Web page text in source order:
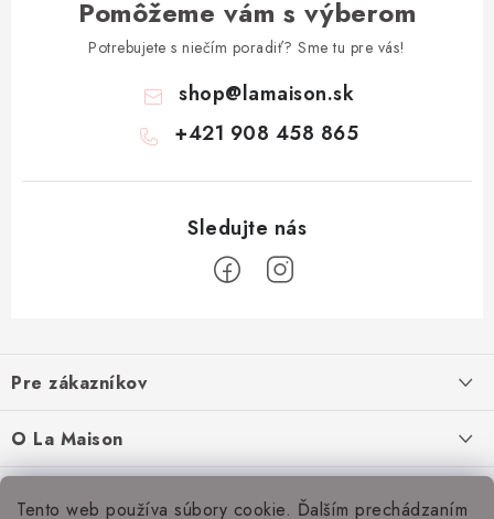
Tento web používa súbory cookie. Ďalším prechádzaním
Pomôžeme vám s výberom
Potrebujete s niečím poradiť? Sme tu pre vás!
shop@lamaison.sk
+421 908 458 865
p
ä
i
Pre zákazníkov
Doprava a platba
Obchodné podmienky
O La Maison
O nás
Inšpirácie